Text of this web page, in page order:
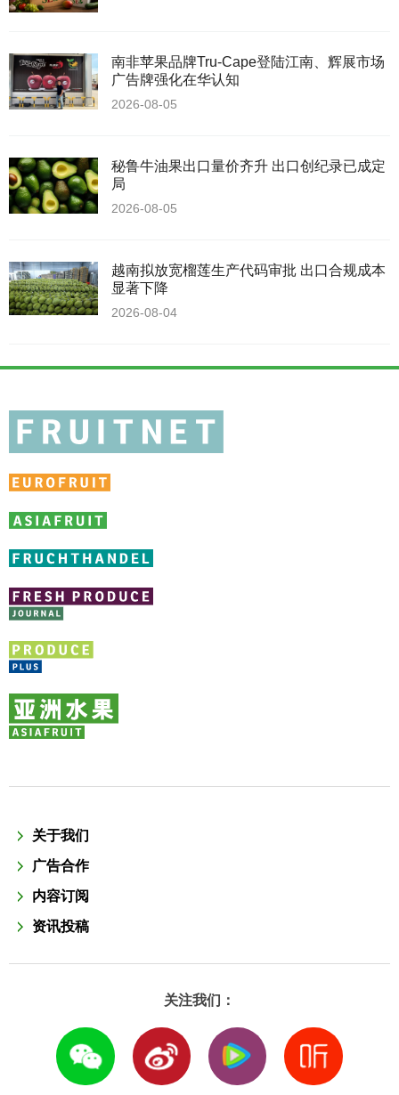
南非苹果品牌Tru-Cape登陆江南、辉展市场
广告牌强化在华认知
2026-08-05
秘鲁牛油果出口量价齐升 出口创纪录已成定
局
2026-08-05
越南拟放宽榴莲生产代码审批 出口合规成本
显著下降
2026-08-04
关于我们
广告合作
内容订阅
资讯投稿
关注我们：